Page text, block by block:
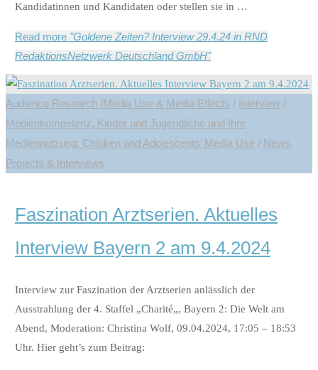
Kandidatinnen und Kandidaten oder stellen sie in …
Read more "Goldene Zeiten? Interview 29.4.24 in RND
RedaktionsNetzwerk Deutschland GmbH"
Audience Research /Media Use & Media Effects / Interview /
Medienkompetenz, Kinder und Jugendliche und Ihre
Mediennutzung, Children and Adolescents’ Media Use / News,
Projects & Interviews
Faszination Arztserien. Aktuelles
Interview Bayern 2 am 9.4.2024
Interview zur Faszination der Arztserien anlässlich der
Ausstrahlung der 4. Staffel „Charité„, Bayern 2: Die Welt am
Abend, Moderation: Christina Wolf, 09.04.2024, 17:05 – 18:53
Uhr. Hier geht’s zum Beitrag: